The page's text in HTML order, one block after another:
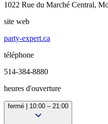
1022 Rue du Marché Central,
site web
party-expert.ca
téléphone
514-384-8880
heures d'ouverture
fermé | 10:00 – 21:00